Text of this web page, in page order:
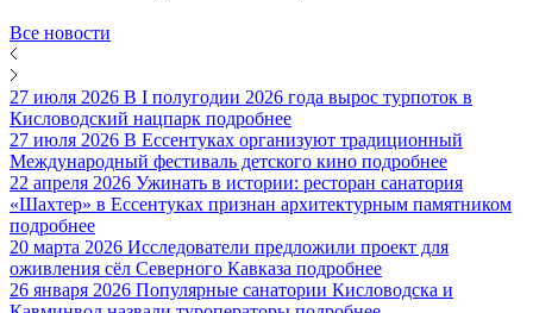
Все новости
27 июля 2026 В I полугодии 2026 года вырос турпоток в
Кисловодский нацпарк подробнее
27 июля 2026 В Ессентуках организуют традиционный
Международный фестиваль детского кино подробнее
22 апреля 2026 Ужинать в истории: ресторан санатория
«Шахтер» в Ессентуках признан архитектурным памятником
подробнее
20 марта 2026 Исследователи предложили проект для
оживления сёл Северного Кавказа подробнее
26 января 2026 Популярные санатории Кисловодска и